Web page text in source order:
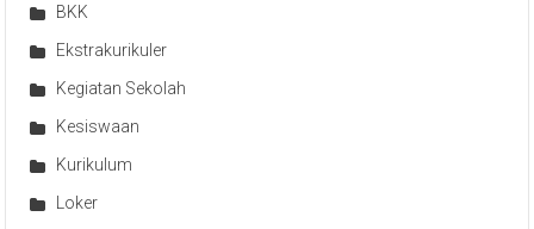
BKK
Ekstrakurikuler
Kegiatan Sekolah
Kesiswaan
Kurikulum
Loker